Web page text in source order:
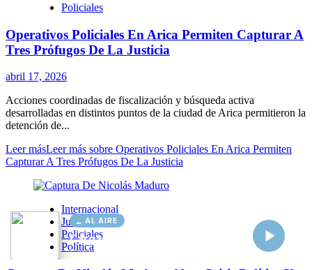
AL AIRE
Cargando...
Conectando...